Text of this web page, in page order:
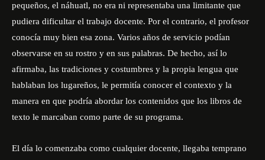
pequeños, el náhuatl, no era ni representaba una limitante que
pudiera dificultar el trabajo docente. Por el contrario, el profesor
conocía muy bien esa zona. Varios años de servicio podían
observarse en su rostro y en sus palabras. De hecho, así lo
afirmaba, las tradiciones y costumbres y la propia lengua que
hablaban los lugareños, le permitía conocer el contexto y la
manera en que podría abordar los contenidos que los libros de
texto le marcaban como parte de su programa.
El día lo comenzaba como cualquier docente, llegaba temprano